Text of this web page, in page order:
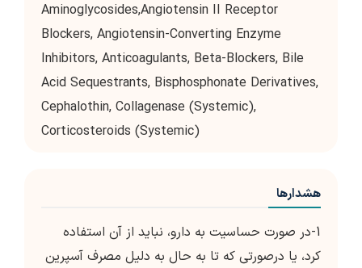
Aminoglycosides,Angiotensin II Receptor
Blockers, Angiotensin-Converting Enzyme
Inhibitors, Anticoagulants, Beta-Blockers, Bile
Acid Sequestrants, Bisphosphonate Derivatives,
Cephalothin, Collagenase (Systemic),
Corticosteroids (Systemic)
هشدارها
1-در صورت حساسیت به دارو، نباید از آن استفاده
کرد، یا درصورتی که تا به حال به دلیل مصرف آسپرین